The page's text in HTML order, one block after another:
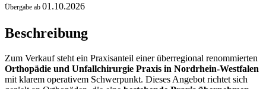
Übergabe ab 01.10.2026
Beschreibung
Zum Verkauf steht ein Praxisanteil einer überregional renommierten
Orthopädie und Unfallchirurgie Praxis in Nordrhein-Westfalen
mit klarem operativem Schwerpunkt. Dieses Angebot richtet sich